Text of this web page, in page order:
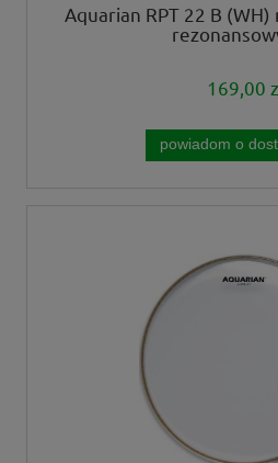
Aquarian RPT 22 B
169,00
powiadom o